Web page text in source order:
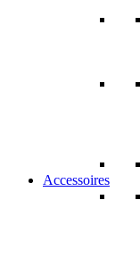
Accessoires